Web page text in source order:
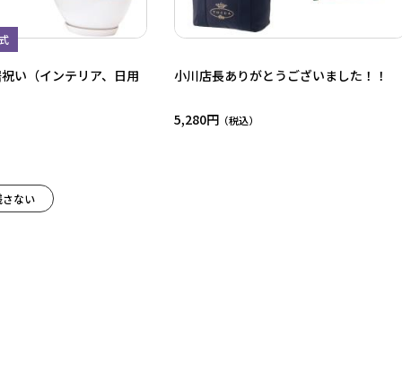
い（インテリア、日用
小川店長ありがとうございました！！
5,280円
ない